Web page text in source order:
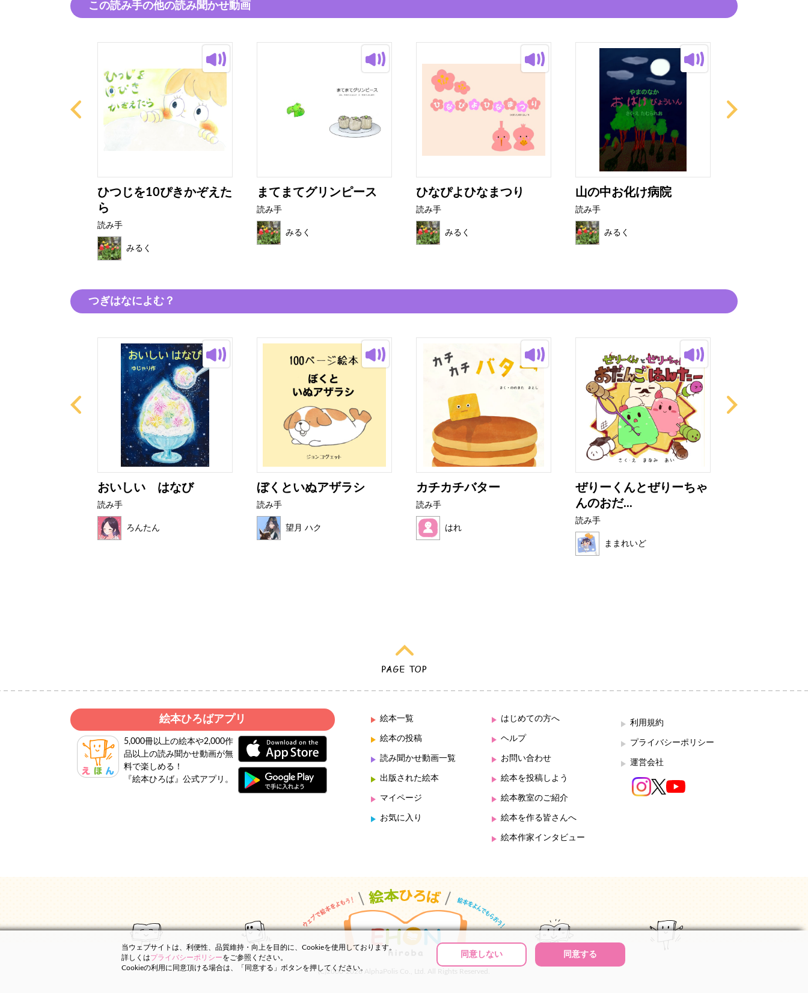
この読み手の他の読み聞かせ動画
ひつじを10ぴきかぞえた
ら
読み手
みるく
まてまてグリンピース
読み手
みるく
ひなぴよひなまつり
読み手
みるく
山の中お化け病院
読み手
みるく
つぎはなによむ？
おいしい はなび
読み手
ろんたん
ぼくといぬアザラシ
読み手
望月 ハク
カチカチバター
読み手
はれ
ぜりーくんとぜりーちゃ
んのおだ...
読み手
ままれいど
絵本ひろばアプリ
5,000冊以上の絵本や2,000作
品以上の読み聞かせ動画が無
料で楽しめる！
『絵本ひろば』公式アプリ。
絵本一覧
絵本の投稿
読み聞かせ動画一覧
出版された絵本
マイページ
お気に入り
はじめての方へ
ヘルプ
お問い合わせ
絵本を投稿しよう
絵本教室のご紹介
絵本を作る皆さんへ
絵本作家インタビュー
利用規約
プライバシーポリシー
運営会社
(C)2000-2026 AlphaPolis Co., Ltd. All Rights Reserved.
当ウェブサイトは、利便性、品質維持・向上を目的に、Cookieを使用しております。
詳しくはプライバシーポリシーをご参照ください。
Cookieの利用に同意頂ける場合は、「同意する」ボタンを押してください。
同意しない 同意する